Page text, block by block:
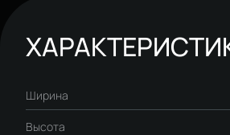
Ширина
Высота